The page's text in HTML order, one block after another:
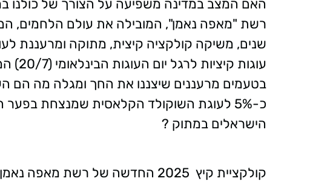
האם המצב במדינה משפיעה על הצורך של כולנו
רשת "מאפה נאמן", המובילה את עולם הלחמים,
שנים, משיקה קולקציה קיצית, מתוקה ומרעננת
עוגות
בטעמים מרעננים שיצננו את החך ומגלה מה הם
כ-5% לעוגת השוקולד הקלאסית שמנצחת
הישראלים במתוק ?
קולקציית קיץ 2025 החדשה של רשת